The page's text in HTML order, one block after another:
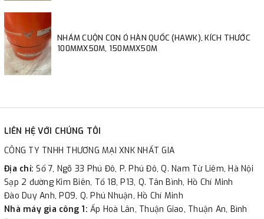
NHÁM CUỘN CON Ó HÀN QUỐC (HAWK), KÍCH THƯỚC
100MMX50M, 150MMX50M
LIÊN HỆ VỚI CHÚNG TÔI
CÔNG TY TNHH THƯƠNG MẠI XNK NHẤT GIA
Địa chỉ:Số 7, Ngõ 33 Phú Đô, P. Phú Đô, Q. Nam Từ Liêm, Hà Nội
Sạp 2 đường Kim Biên, Tổ 18, P13, Q. Tân Bình, Hồ Chí Minh
Đào Duy Anh, P09, Q. Phú Nhuận, Hồ Chí Minh
Nhà máy gia công 1: Ấp Hoà Lân, Thuận Giao, Thuận An, Bình